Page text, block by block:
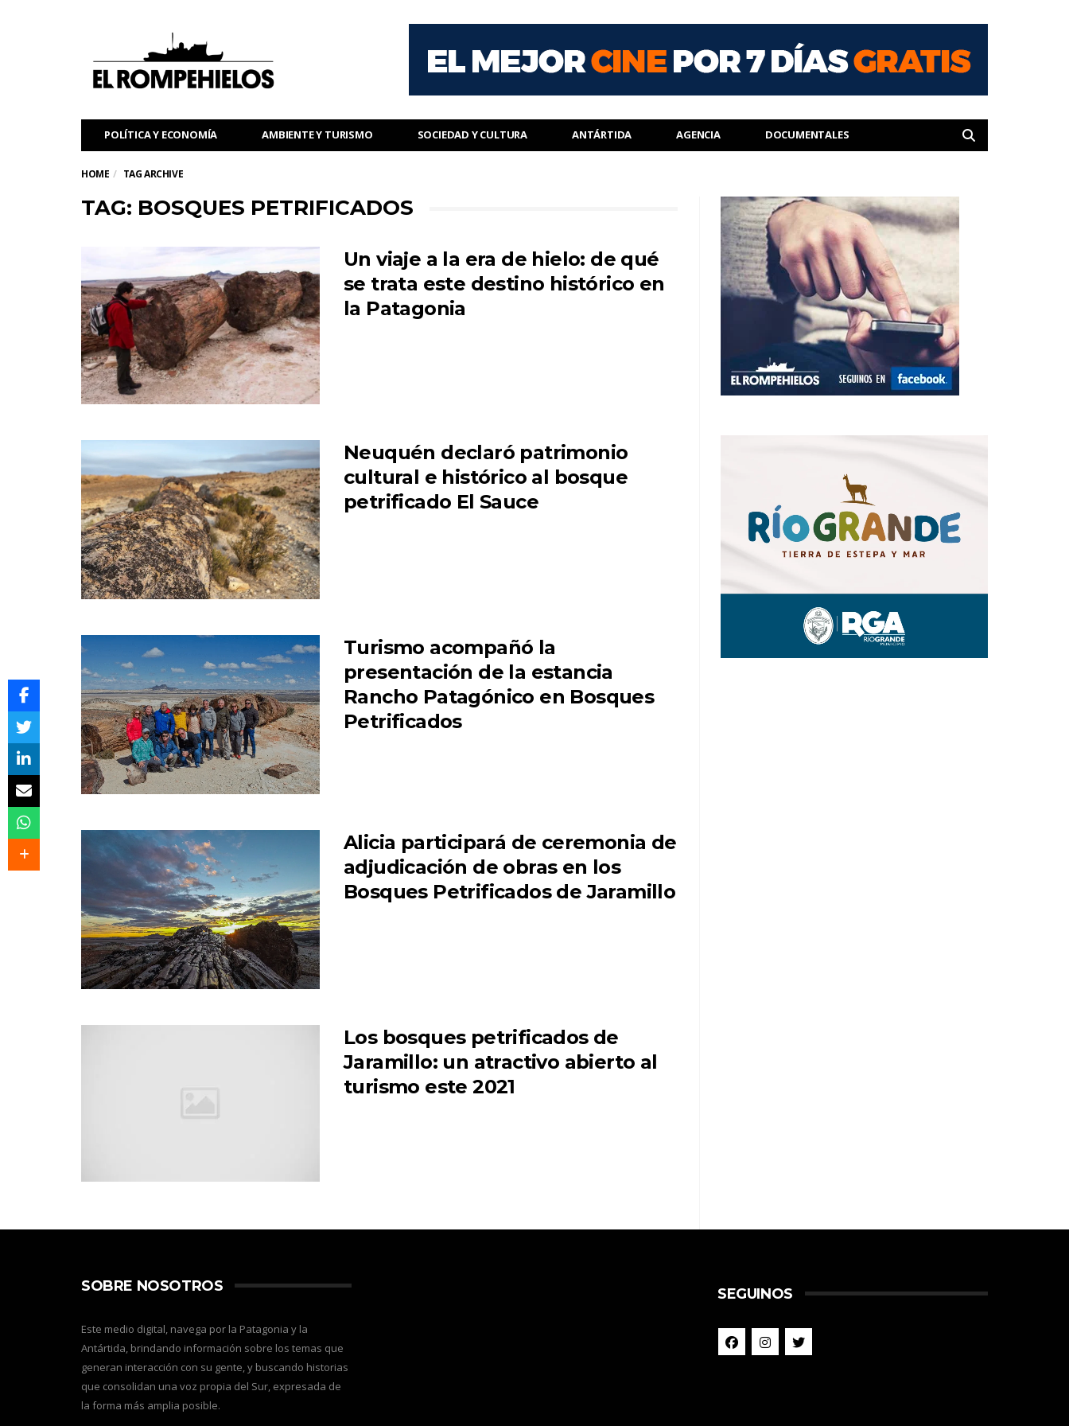
POLÍTICA Y ECONOMÍA AMBIENTE Y TURISMO SOCIEDAD Y CULTURA ANTÁRTIDA AGENCIA DOCUMENTALES
HOME TAG ARCHIVE
TAG: BOSQUES PETRIFICADOS
Un viaje a la era de hielo: de qué
se trata este destino histórico en
la Patagonia
Neuquén declaró patrimonio
cultural e histórico al bosque
petrificado El Sauce
Turismo acompañó la
presentación de la estancia
Rancho Patagónico en Bosques
Petrificados
Alicia participará de ceremonia de
adjudicación de obras en los
Bosques Petrificados de Jaramillo
Los bosques petrificados de
Jaramillo: un atractivo abierto al
turismo este 2021
SOBRE NOSOTROS
Este medio digital, navega por la Patagonia y la
Antártida, brindando información sobre los temas que
generan interacción con su gente, y buscando historias
que consolidan una voz propia del Sur, expresada de
la forma más amplia posible.
SEGUINOS